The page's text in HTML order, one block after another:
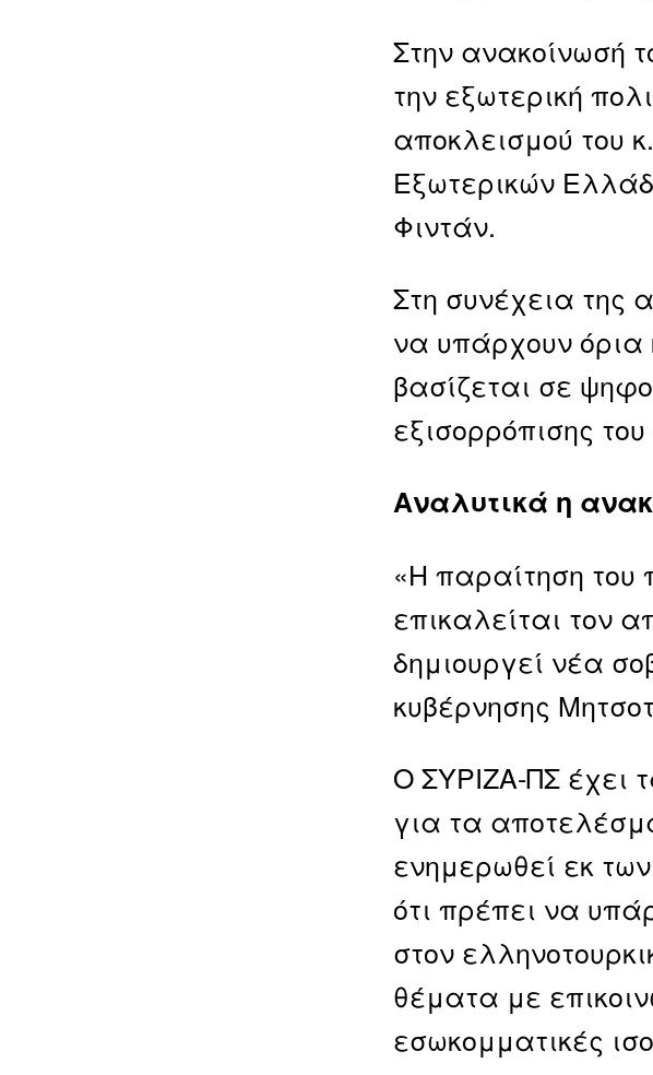
Στην ανακοίνωσή
την εξωτερική
αποκλεισμού του
Εξωτερικών
Φιντάν.
Στη συνέχεια της
να υπάρχουν όρια
βασίζεται σε
εξισορρόπισης
Αναλυτικά η
«Η παραίτηση του
επικαλείται τον
δημιουργεί νέα
κυβέρνησης
Ο ΣΥΡΙΖΑ-ΠΣ έχει
για τα
ενημερωθεί εκ
ότι πρέπει να
στον
θέματα με
εσωκομματικές